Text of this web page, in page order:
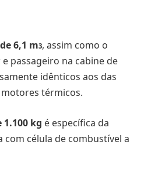
6,1 m3, assim como o
passageiro na cabine de
idênticos aos das
térmicos.
kg é específica da
com célula de combustível a